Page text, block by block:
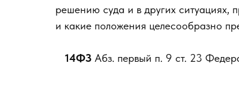
решению суда и в других ситуациях,
и какие положения целесообразно
14ФЗ Абз. первый п. 9 ст. 23